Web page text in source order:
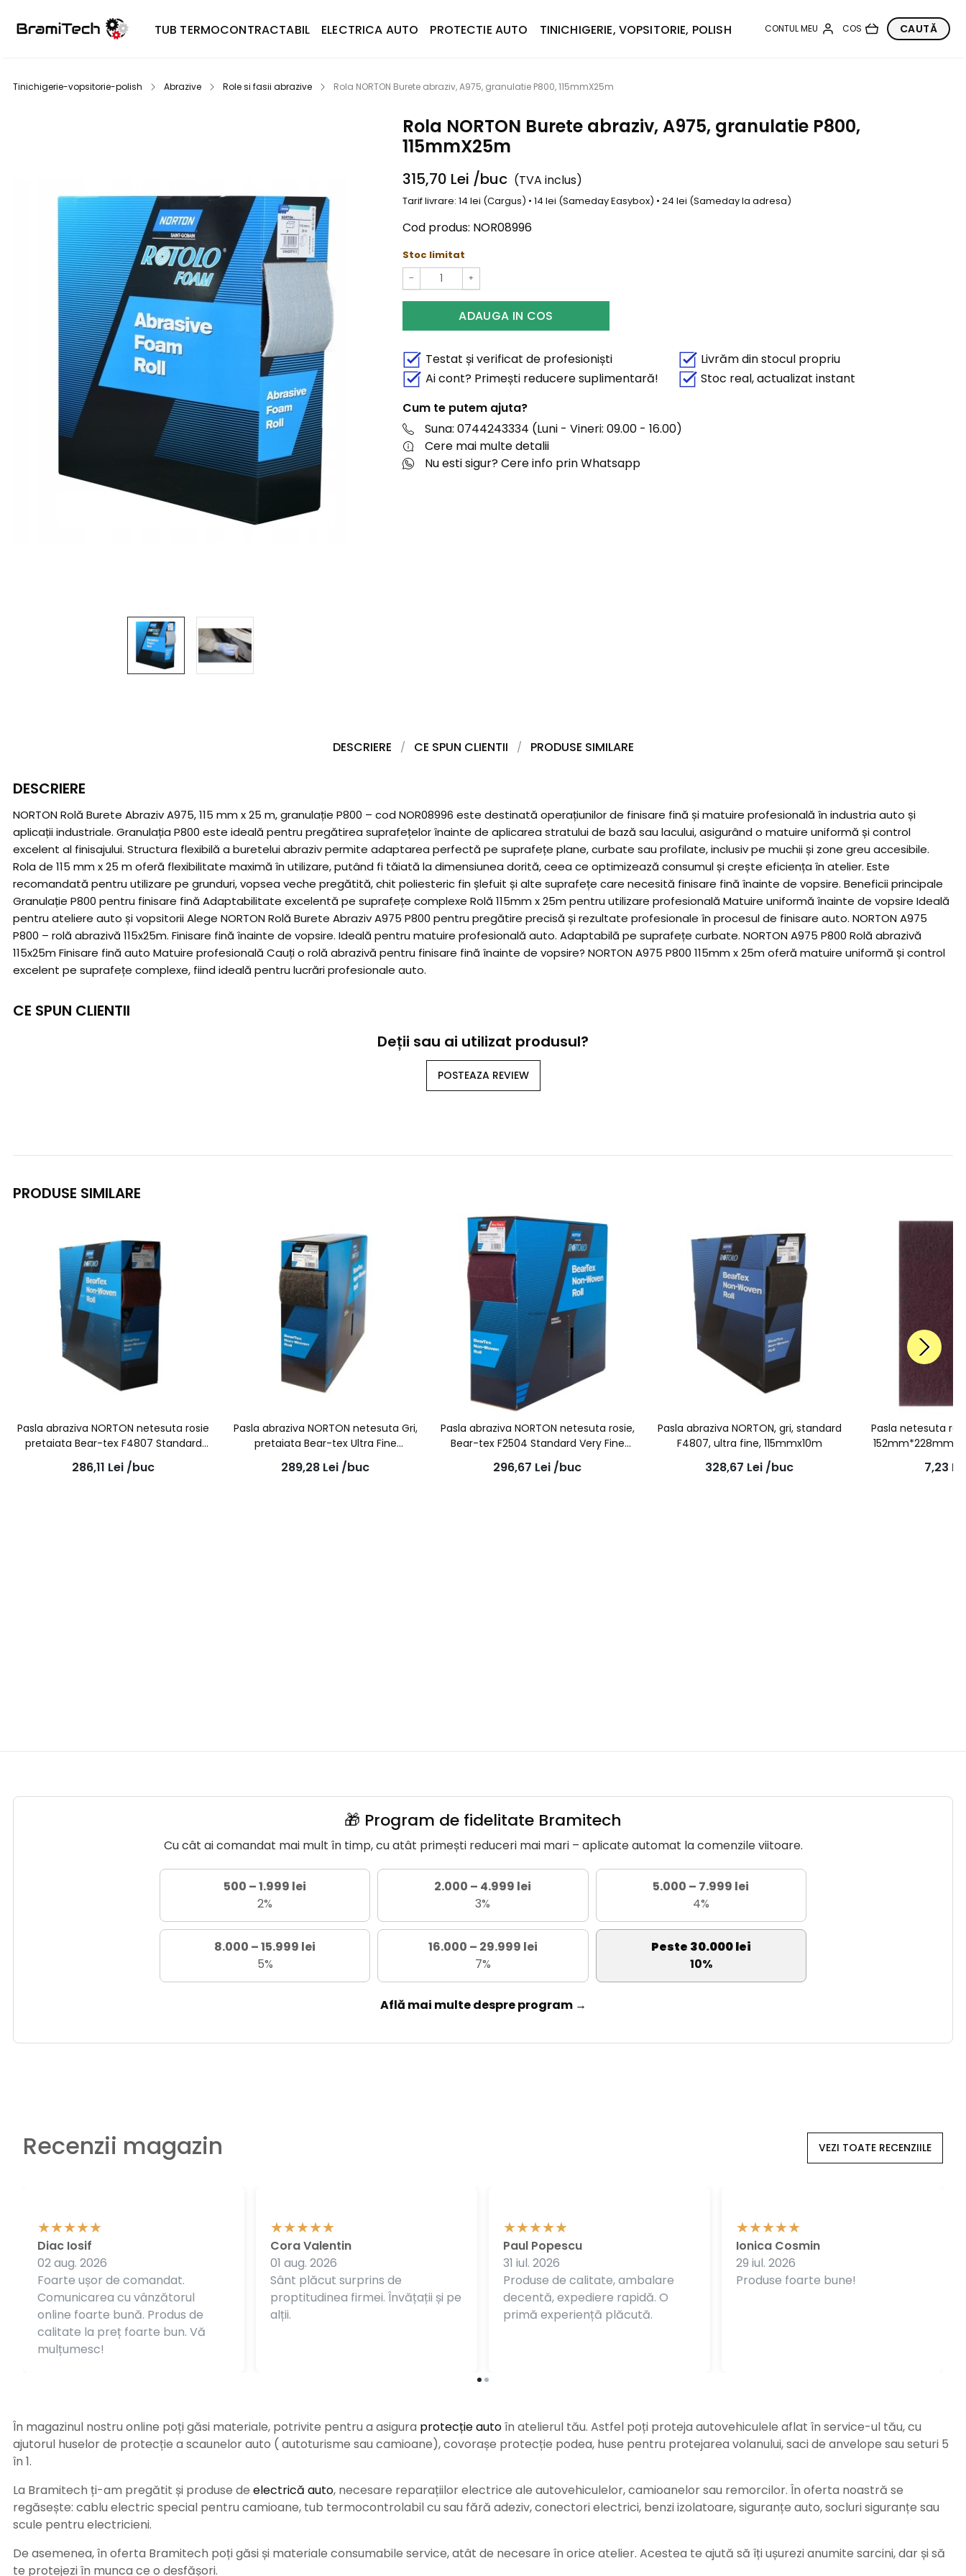
TUB TERMOCONTRACTABIL ELECTRICA AUTO PROTECTIE AUTO TINICHIGERIE, VOPSITORIE, POLISH
Tinichigerie-vopsitorie-polish Abrazive Role si fasii abrazive Rola NORTON Burete abraziv, A975, granulatie P800, 115mmX25m
Rola NORTON Burete abraziv, A975, granulatie P800,
115mmX25m
315,70 Lei /buc (TVA inclus)
Tarif livrare: 14 lei (Cargus) • 14 lei (Sameday Easybox) • 24 lei (Sameday la adresa)
Cod produs: NOR08996
Stoc limitat
− +
ADAUGA IN COS
Testat și verificat de profesioniști
Livrăm din stocul propriu
Ai cont? Primești reducere suplimentară!
Stoc real, actualizat instant
Cum te putem ajuta?
Suna: 0744243334 (Luni - Vineri: 09.00 - 16.00)
Cere mai multe detalii
Nu esti sigur? Cere info prin Whatsapp
DESCRIERE CE SPUN CLIENTII PRODUSE SIMILARE
DESCRIERE
NORTON Rolă Burete Abraziv A975, 115 mm x 25 m, granulație P800 – cod NOR08996 este destinată operațiunilor de finisare fină și matuire profesională în industria auto și
aplicații industriale. Granulația P800 este ideală pentru pregătirea suprafețelor înainte de aplicarea stratului de bază sau lacului, asigurând o matuire uniformă și control
excelent al finisajului. Structura flexibilă a buretelui abraziv permite adaptarea perfectă pe suprafețe plane, curbate sau profilate, inclusiv pe muchii și zone greu accesibile.
Rola de 115 mm x 25 m oferă flexibilitate maximă în utilizare, putând fi tăiată la dimensiunea dorită, ceea ce optimizează consumul și crește eficiența în atelier. Este
recomandată pentru utilizare pe grunduri, vopsea veche pregătită, chit poliesteric fin șlefuit și alte suprafețe care necesită finisare fină înainte de vopsire. Beneficii principale
Granulație P800 pentru finisare fină Adaptabilitate excelentă pe suprafețe complexe Rolă 115mm x 25m pentru utilizare profesională Matuire uniformă înainte de vopsire Ideală
pentru ateliere auto și vopsitorii Alege NORTON Rolă Burete Abraziv A975 P800 pentru pregătire precisă și rezultate profesionale în procesul de finisare auto. NORTON A975
P800 – rolă abrazivă 115x25m. Finisare fină înainte de vopsire. Ideală pentru matuire profesională auto. Adaptabilă pe suprafețe curbate. NORTON A975 P800 Rolă abrazivă
115x25m Finisare fină auto Matuire profesională Cauți o rolă abrazivă pentru finisare fină înainte de vopsire? NORTON A975 P800 115mm x 25m oferă matuire uniformă și control
excelent pe suprafețe complexe, fiind ideală pentru lucrări profesionale auto.
CE SPUN CLIENTII
Deții sau ai utilizat produsul?
POSTEAZA REVIEW
PRODUSE SIMILARE
Pasla abraziva NORTON netesuta rosie
pretaiata Bear-tex F4807 Standard
Very Fine 115mmx10m
286,11 Lei /buc
Pasla abraziva NORTON netesuta Gri,
pretaiata Bear-tex Ultra Fine
115mmx10m
289,28 Lei /buc
Pasla abraziva NORTON netesuta rosie,
Bear-tex F2504 Standard Very Fine
115mmx10m
296,67 Lei /buc
Pasla abraziva NORTON, gri, standard
F4807, ultra fine, 115mmx10m
328,67 Lei /buc
Pasla netesuta
152mm*228mm
7,23
🎁 Program de fidelitate Bramitech
Cu cât ai comandat mai mult în timp, cu atât primești reduceri mai mari – aplicate automat la comenzile viitoare.
500 – 1.999 lei
2%
2.000 – 4.999 lei
3%
5.000 – 7.999 lei
4%
8.000 – 15.999 lei
5%
16.000 – 29.999 lei
7%
Peste 30.000 lei
10%
Află mai multe despre program →
Recenzii magazin VEZI TOATE RECENZIILE
Foarte ușor de comandat.
Comunicarea cu vânzătorul
online foarte bună. Produs de
calitate la preț foarte bun. Vă
mulțumesc!
Diac Iosif
02 aug. 2026
Sânt plăcut surprins de
proptitudinea firmei. Învățații și pe
alții.
Cora Valentin
01 aug. 2026
Produse de calitate, ambalare
decentă, expediere rapidă. O
primă experiență plăcută.
Paul Popescu
31 iul. 2026
Produse foarte bune!
Ionica Cosmin
29 iul. 2026
În magazinul nostru online poți găsi materiale, potrivite pentru a asigura protecție autoîn atelierul tău. Astfel poți proteja autovehiculele aflat în service-ul tău, cu
ajutorul huselor de protecție a scaunelor auto ( autoturisme sau camioane), covorașe protecție podea, huse pentru protejarea volanului, saci de anvelope sau seturi 5
în 1.
La Bramitech ți-am pregătit și produse de electrică auto, necesare reparațiilor electrice ale autovehiculelor, camioanelor sau remorcilor. În oferta noastră se
regăsește: cablu electric special pentru camioane, tub termocontrolabil cu sau fără adeziv, conectori electrici, benzi izolatoare, siguranțe auto, socluri siguranțe sau
scule pentru electricieni.
De asemenea, în oferta Bramitech poți găsi și materiale consumabile service, atât de necesare în orice atelier. Acestea te ajută să îți ușurezi anumite sarcini, dar și să
te protejezi în munca ce o desfășori.